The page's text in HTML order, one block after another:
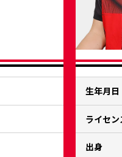
生年月日
ライセン
出身